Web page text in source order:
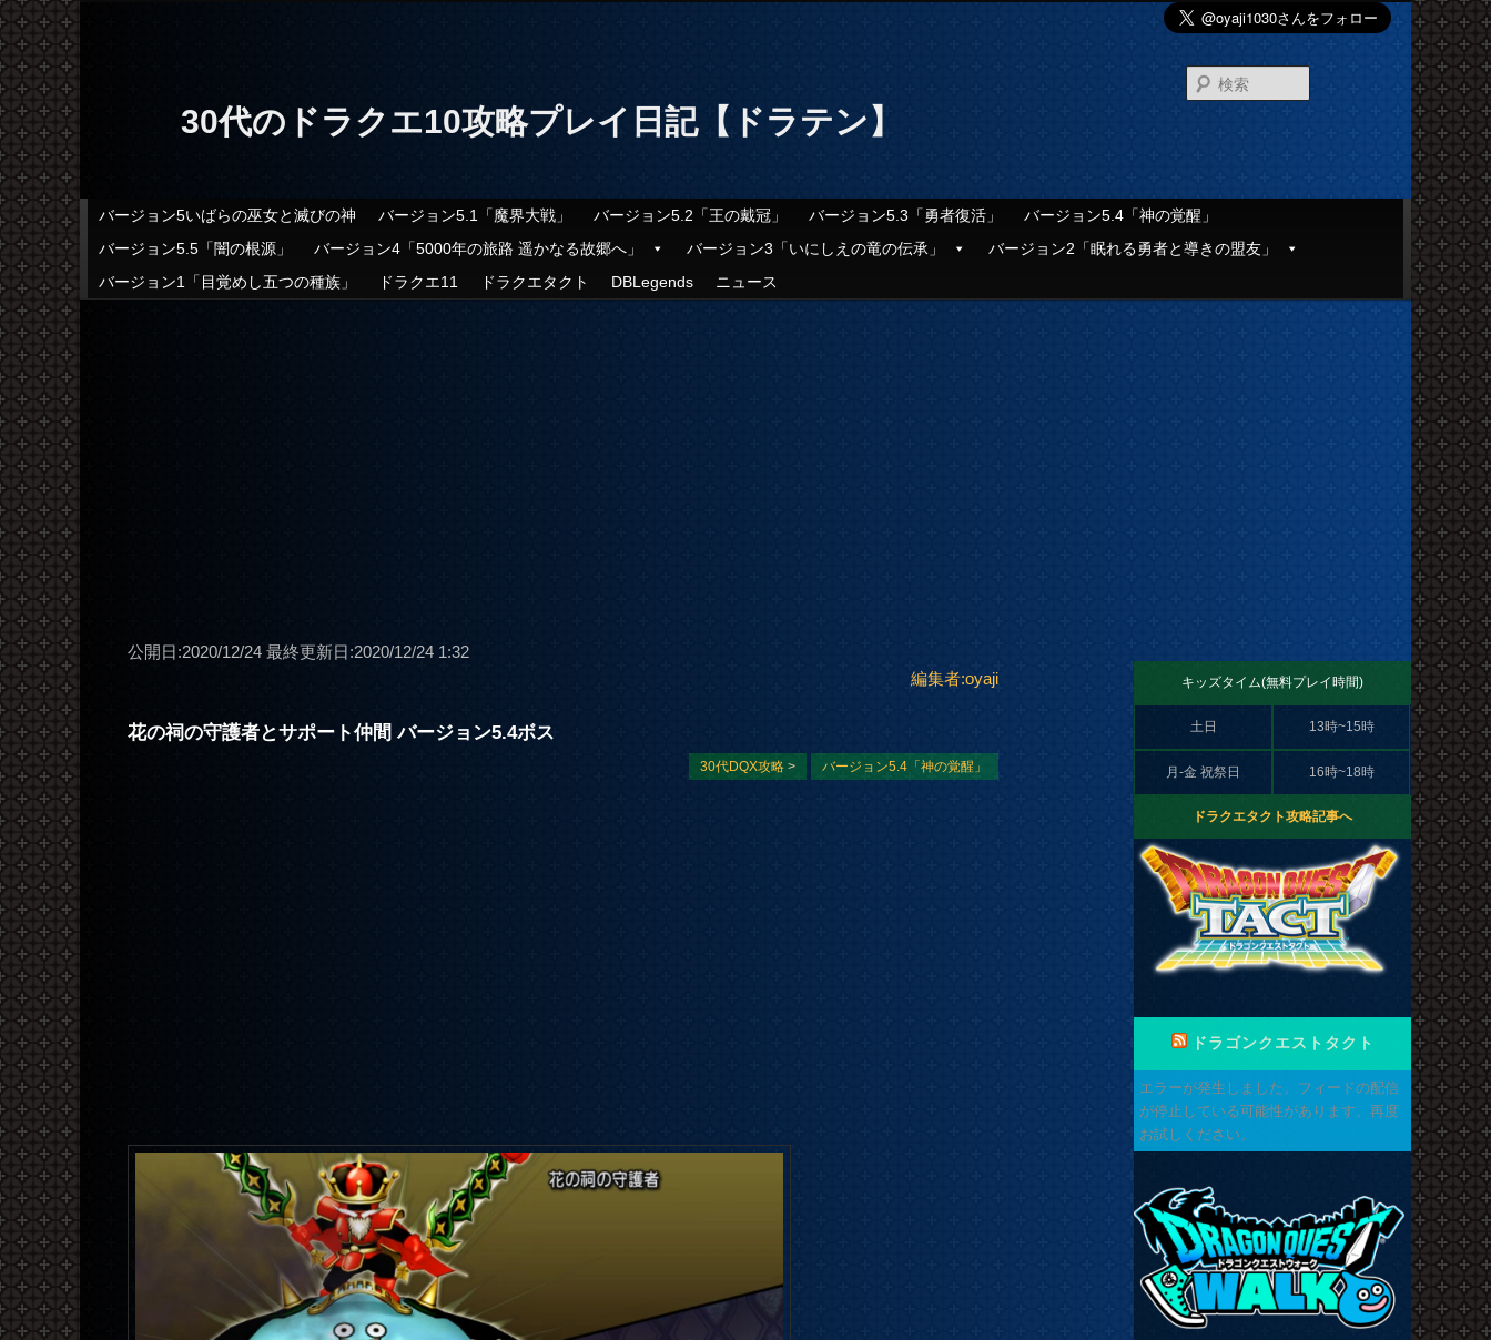
30代のドラクエ10攻略プレイ日記【ドラテン】
索
メインメニュー
メインコンテンツへ移動
サブコンテンツへ移動
バージョン5いばらの巫女と滅びの神 バージョン5.1「魔界大戦」 バージョン5.2「王の戴冠」 バージョン5.3「勇者復活」
バージョン5.4「神の覚醒」
バージョン5.5「闇の根源」
バージョン4「5000年の旅路 遥かなる故郷へ」 バージョン3「いにしえの竜の伝承」
バージョン2「眠れる勇者と導きの盟友」
バージョン1「目覚めし五つの種族」
ドラクエ11 ドラクエタクト DBLegends ニュース
公開日:2020/12/24 最終更新日:2020/12/24 1:32
編集者:oyaji
花の祠の守護者とサポート仲間 バージョン5.4ボス
30代DQX攻略> バージョン5.4「神の覚醒」
キッズタイム(無料プレイ時間)
土日 13時~15時
月-金 祝祭日 16時~18時
ドラクエタクト攻略記事へ
ドラゴンクエストタクト
エラーが発生しました。フィードの配信
が停止している可能性があります。再度
お試しください。